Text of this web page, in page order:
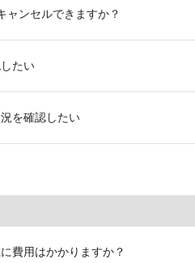
ャンセルできますか？
たい
を確認したい
費用はかかりますか？